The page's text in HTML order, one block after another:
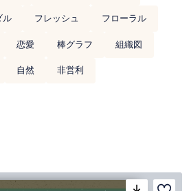
ル フレッシュ
フローラル
恋愛 棒グラフ
組織図
自然 非営利